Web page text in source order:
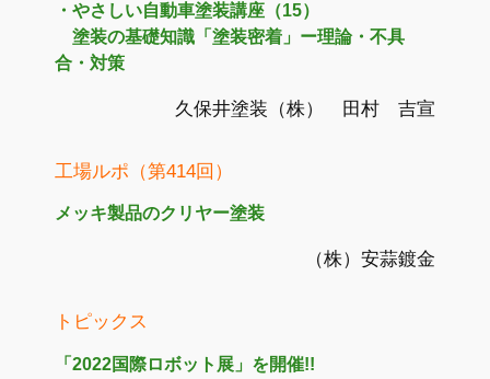
・やさしい自動車塗装講座（15）
塗装の基礎知識「塗装密着」ー理論・不具
合・対策
久保井塗装（株） 田村 吉宣
工場ルポ（第414回）
メッキ製品のクリヤー塗装
（株）安蒜鍍金
トピックス
「2022国際ロボット展」を開催!!